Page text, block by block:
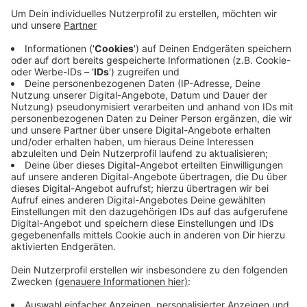
Anzeige
Weil die Verkehrsregelungen an der Baustelle
wiederholt nicht beachtet wurden und sich die
Beschwerden häuften, werde während der
Herbstferien die Vollsperrung eingerichtet, so die
Stadt. Auch die Buslinie 559 wird umgeleitet. Durch die
Vollsperrung sollen die Arbeiten zügiger und sicher
abgeschlossen werden. Die AVU verlegt dort
Leitungen.
Anzeige